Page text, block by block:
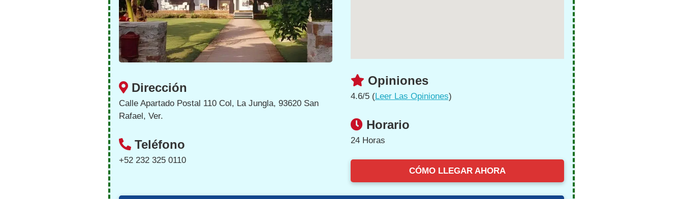
Dirección
Calle Apartado Postal 110 Col, La Jungla, 93620 San
Rafael, Ver.
Teléfono
+52 232 325 0110
Opiniones
4.6/5 (Leer Las Opiniones)
Horario
24 Horas
CÓMO LLEGAR AHORA